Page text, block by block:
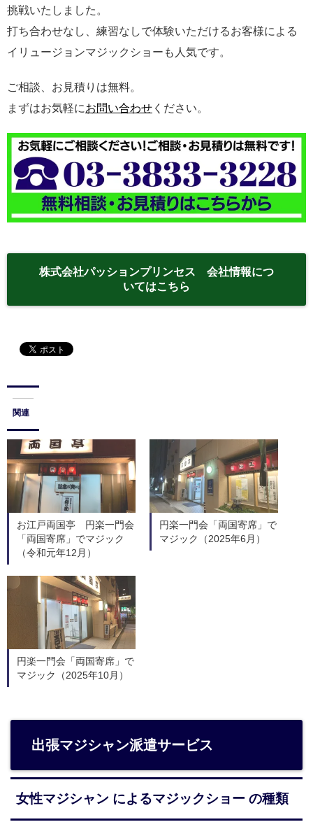
挑戦いたしました。
打ち合わせなし、練習なしで体験いただけるお客様による
イリュージョンマジックショーも人気です。
ご相談、お見積りは無料。
まずはお気軽にお問い合わせ ください。
株式会社パッションプリンセス 会社情報につ
いてはこちら
関連
お江戸両国亭 円楽一門会
「両国寄席」でマジック
（令和元年12月）
円楽一門会「両国寄席」で
マジック（2025年6月）
円楽一門会「両国寄席」で
マジック（2025年10月）
出張マジシャン派遣サービス
女性マジシャン によるマジックショー の種類